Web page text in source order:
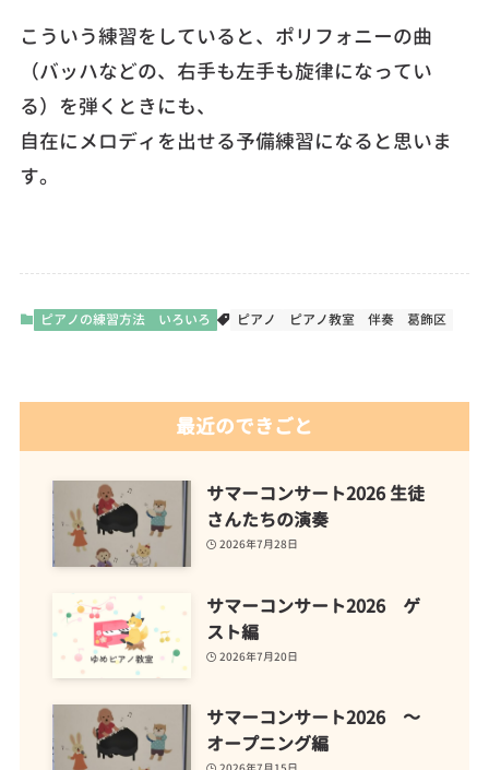
こういう練習をしていると、ポリフォニーの曲
（バッハなどの、右手も左手も旋律になってい
る）を弾くときにも、
自在にメロディを出せる予備練習になると思いま
す。
ピアノの練習方法 いろいろ ピアノ ピアノ教室 伴奏 葛飾区
最近のできごと
サマーコンサート2026 生徒
さんたちの演奏
2026年7月28日
サマーコンサート2026 ゲ
スト編
2026年7月20日
サマーコンサート2026 ～
オープニング編